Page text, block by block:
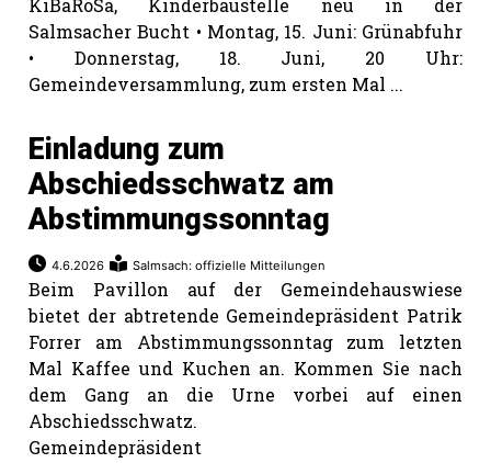
KiBaRoSa, Kinderbaustelle neu in der
Salmsacher Bucht • Montag, 15. Juni: Grünabfuhr
• Donnerstag, 18. Juni, 20 Uhr:
Gemeindeversammlung, zum ersten Mal ...
Einladung zum
Abschiedsschwatz am
Abstimmungssonntag
4.6.2026 Salmsach: offizielle Mitteilungen
Beim Pavillon auf der Gemeindehauswiese
bietet der abtretende Gemeindepräsident Patrik
Forrer am Abstimmungssonntag zum letzten
Mal Kaffee und Kuchen an. Kommen Sie nach
dem Gang an die Urne vorbei auf einen
Abschiedsschwatz.
Gemeindepräsident